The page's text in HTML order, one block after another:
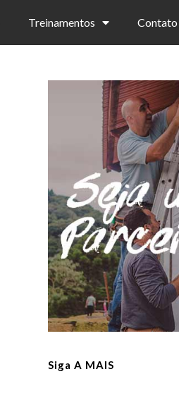
Treinamentos Contato
Siga A MAIS